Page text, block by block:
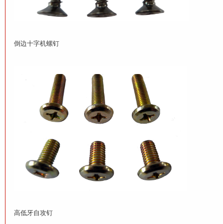
倒边十字机螺钉
高低牙自攻钉